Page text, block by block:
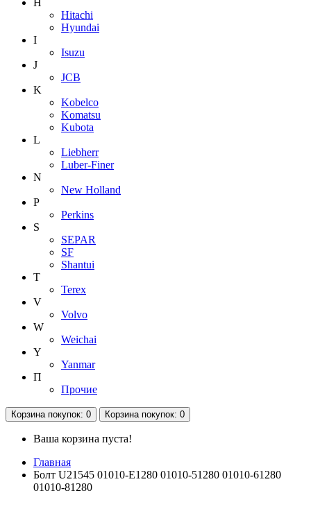
H
Hitachi
Hyundai
I
Isuzu
J
JCB
K
Kobelco
Komatsu
Kubota
L
Liebherr
Luber-Finer
N
New Holland
P
Perkins
S
SEPAR
SF
Shantui
T
Terex
V
Volvo
W
Weichai
Y
Yanmar
П
Прочие
Корзинапокупок: 0 Корзинапокупок: 0
Ваша корзина пуста!
Главная
Болт U21545 01010-E1280 01010-51280 01010-61280
01010-81280